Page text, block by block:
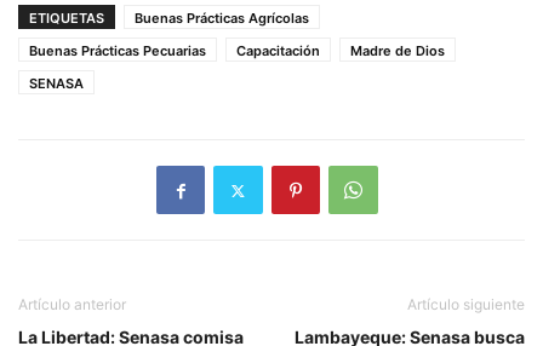
ETIQUETAS
Buenas Prácticas Agrícolas
Buenas Prácticas Pecuarias
Capacitación
Madre de Dios
SENASA
Artículo anterior
La Libertad: Senasa comisa
Artículo siguiente
Lambayeque: Senasa busca